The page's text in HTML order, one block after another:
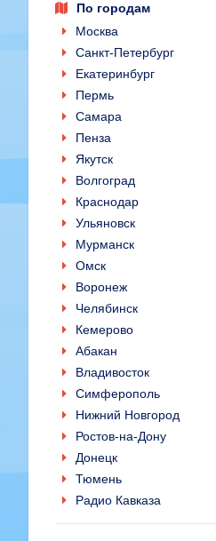
По городам
Москва
Санкт-Петербург
Екатеринбург
Пермь
Самара
Пенза
Якутск
Волгоград
Краснодар
Ульяновск
Мурманск
Омск
Воронеж
Челябинск
Кемерово
Абакан
Владивосток
Симферополь
Нижний Новгород
Ростов-на-Дону
Донецк
Тюмень
Радио Кавказа